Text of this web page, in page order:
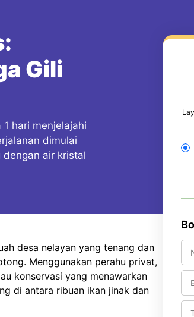
Gili
hari menjelajahi
dimulai
dengan air kristal
desa nelayan yang tenang dan
Menggunakan perahu privat,
konservasi yang menawarkan
di antara ribuan ikan jinak dan